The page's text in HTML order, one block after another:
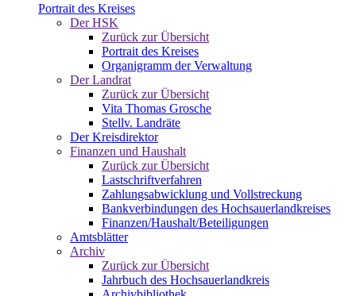
Portrait des Kreises
Der HSK
Zurück zur Übersicht
Portrait des Kreises
Organigramm der Verwaltung
Der Landrat
Zurück zur Übersicht
Vita Thomas Grosche
Stellv. Landräte
Der Kreisdirektor
Finanzen und Haushalt
Zurück zur Übersicht
Lastschriftverfahren
Zahlungsabwicklung und Vollstreckung
Bankverbindungen des Hochsauerlandkreises
Finanzen/Haushalt/Beteiligungen
Amtsblätter
Archiv
Zurück zur Übersicht
Jahrbuch des Hochsauerlandkreis